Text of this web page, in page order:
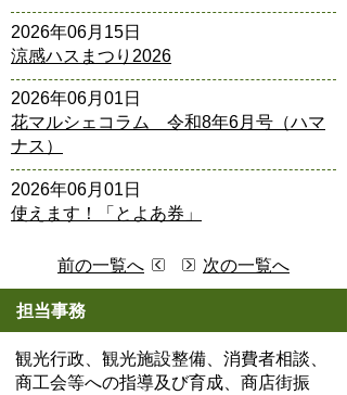
2026年06月15日
涼感ハスまつり2026
2026年06月01日
花マルシェコラム 令和8年6月号（ハマ
ナス）
2026年06月01日
使えます！「とよあ券」
前の一覧へ 次の一覧へ
担当事務
観光行政、観光施設整備、消費者相談、
商工会等への指導及び育成、商店街振